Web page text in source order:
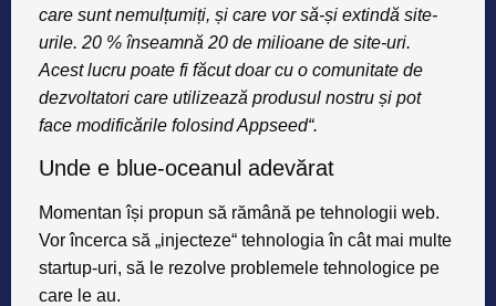
care sunt nemulțumiți, și care vor să-și extindă site-
urile. 20 % înseamnă 20 de milioane de site-uri.
Acest lucru poate fi făcut doar cu o comunitate de
dezvoltatori care utilizează produsul nostru și pot
face modificările folosind Appseed“.
Unde e blue-oceanul adevărat
Momentan își propun să rămână pe tehnologii web.
Vor încerca să „injecteze“ tehnologia în cât mai multe
startup-uri, să le rezolve problemele tehnologice pe
care le au.